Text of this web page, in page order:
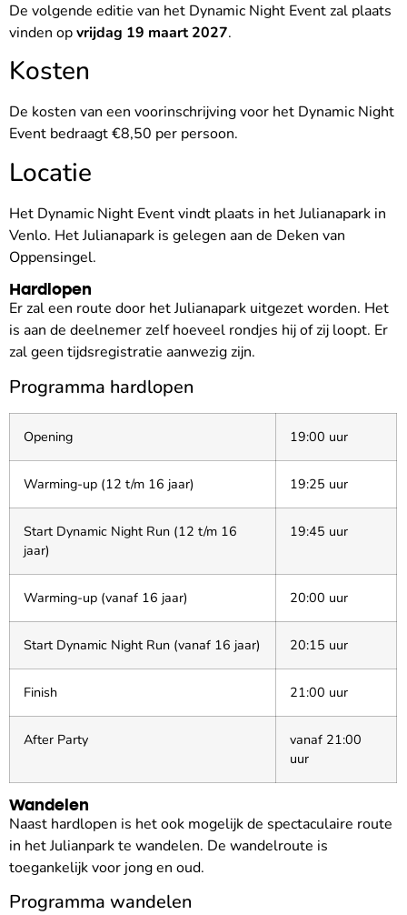
De volgende editie van het Dynamic Night Event zal plaats
vinden opvrijdag 19 maart 2027.
Kosten
De kosten van een voorinschrijving voor het Dynamic Night
Event bedraagt €8,50 per persoon.
Locatie
Het Dynamic Night Event vindt plaats in het Julianapark in
Venlo. Het Julianapark is gelegen aan de Deken van
Oppensingel.
Hardlopen
Er zal een route door het Julianapark uitgezet worden. Het
is aan de deelnemer zelf hoeveel rondjes hij of zij loopt. Er
zal geen tijdsregistratie aanwezig zijn.
Programma hardlopen
Opening 19:00 uur
Warming-up (12 t/m 16 jaar) 19:25 uur
Start Dynamic Night Run (12 t/m 16
jaar)
19:45 uur
Warming-up (vanaf 16 jaar) 20:00 uur
Start Dynamic Night Run (vanaf 16 jaar) 20:15 uur
Finish 21:00 uur
After Party
vanaf 21:00
uur
Wandelen
Naast hardlopen is het ook mogelijk de spectaculaire route
in het Julianpark te wandelen. De wandelroute is
toegankelijk voor jong en oud.
Programma wandelen